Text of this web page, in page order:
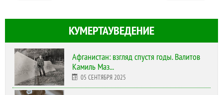
КУМЕРТАУВЕДЕНИЕ
Афганистан: взгляд спустя годы. Валитов
Камиль Маз...
05 СЕНТЯБРЯ 2025